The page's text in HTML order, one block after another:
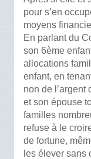
pour s’en
moyens
En parlant du
son 6ème
allocations
enfant, en
non de l’argent
et son épouse
familles
refuse à le
de fortune,
les élever